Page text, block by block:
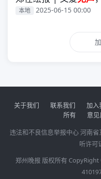
本地 2025-06-15 00:00
关于我们 联系我们 加入
所有
意
违法和不良信息举报中心河南省
听许可
郑州晚报 版权所有